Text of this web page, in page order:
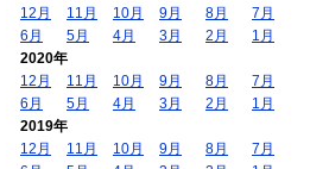
12月
11月 10月 9月 8月
7月
6月
5月 4月 3月 2月
1月
2020年
12月
11月 10月 9月 8月
7月
6月
5月 4月 3月 2月
1月
2019年
12月
11月 10月 9月 8月
7月